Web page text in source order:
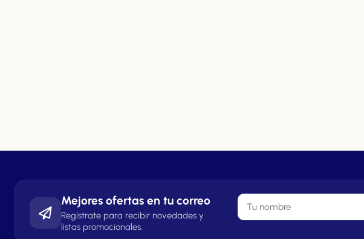
Mejores ofertas en tu correo
Regístrate para recibir novedades y
listas promocionales.